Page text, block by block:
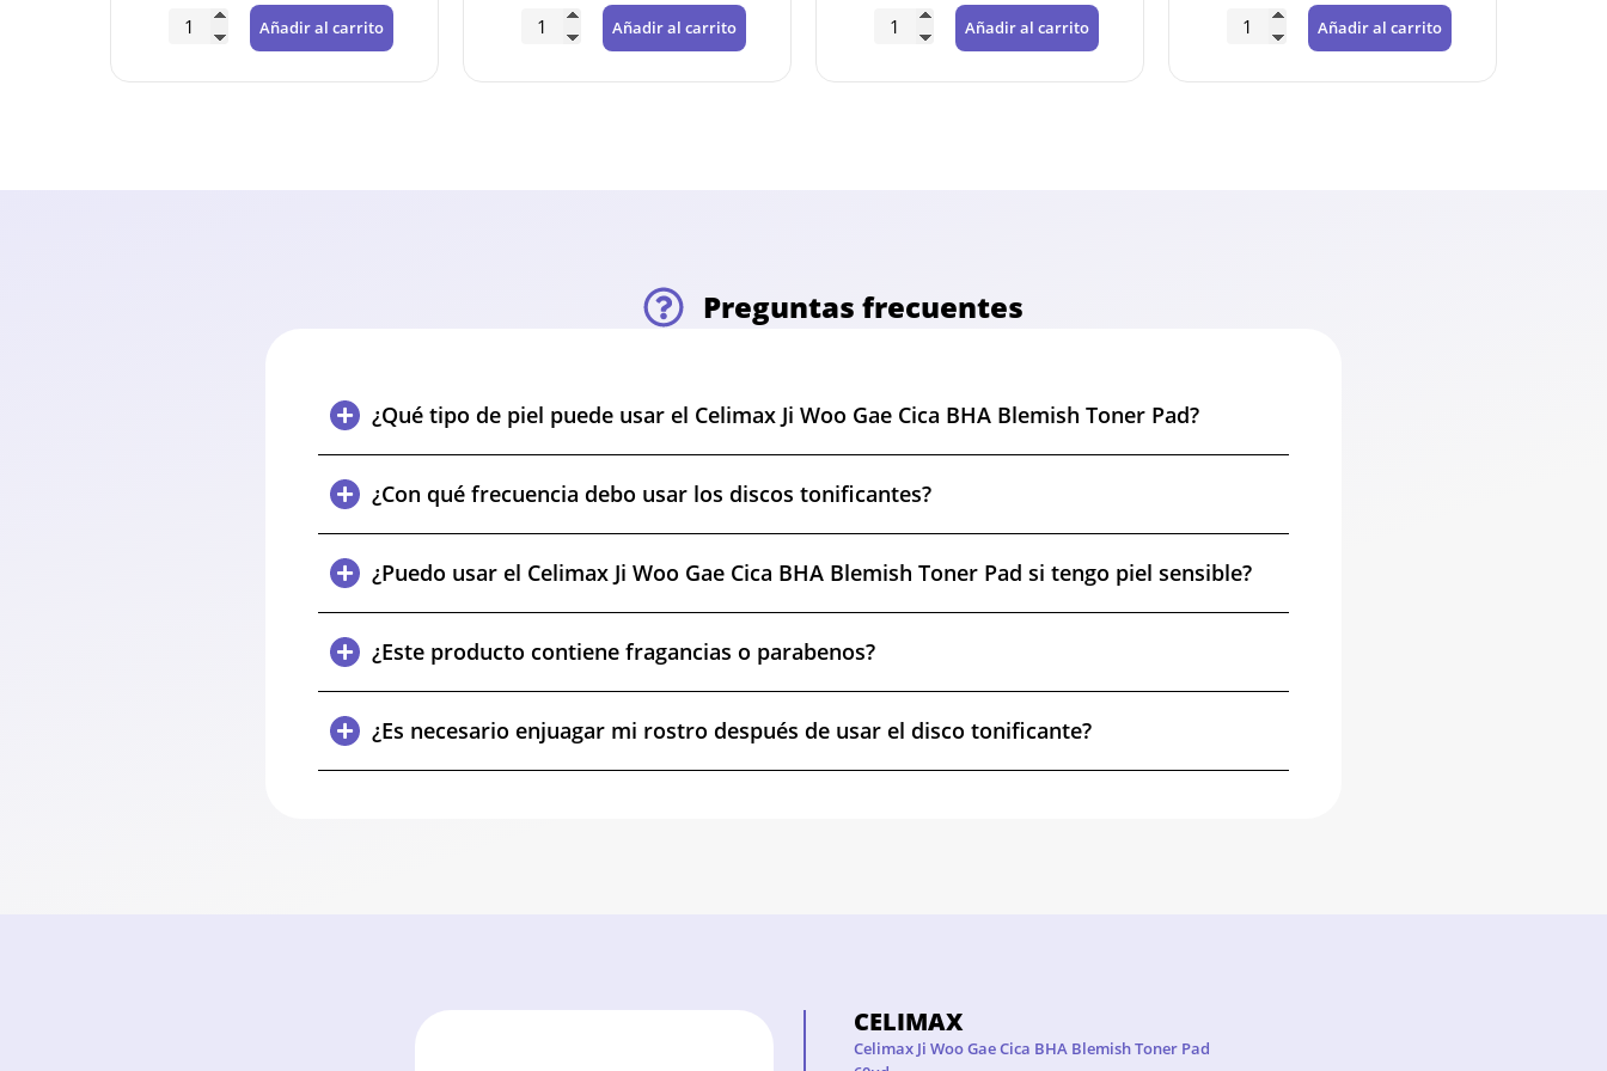
Añadir al carrito Añadir al carrito Añadir al carrito Añadir al carrito
Preguntas frecuentes
¿Qué tipo de piel puede usar el Celimax Ji Woo Gae Cica BHA Blemish Toner Pad?
¿Con qué frecuencia debo usar los discos tonificantes?
¿Puedo usar el Celimax Ji Woo Gae Cica BHA Blemish Toner Pad si tengo piel sensible?
¿Este producto contiene fragancias o parabenos?
¿Es necesario enjuagar mi rostro después de usar el disco tonificante?
CELIMAX
Celimax Ji Woo Gae Cica BHA Blemish Toner Pad